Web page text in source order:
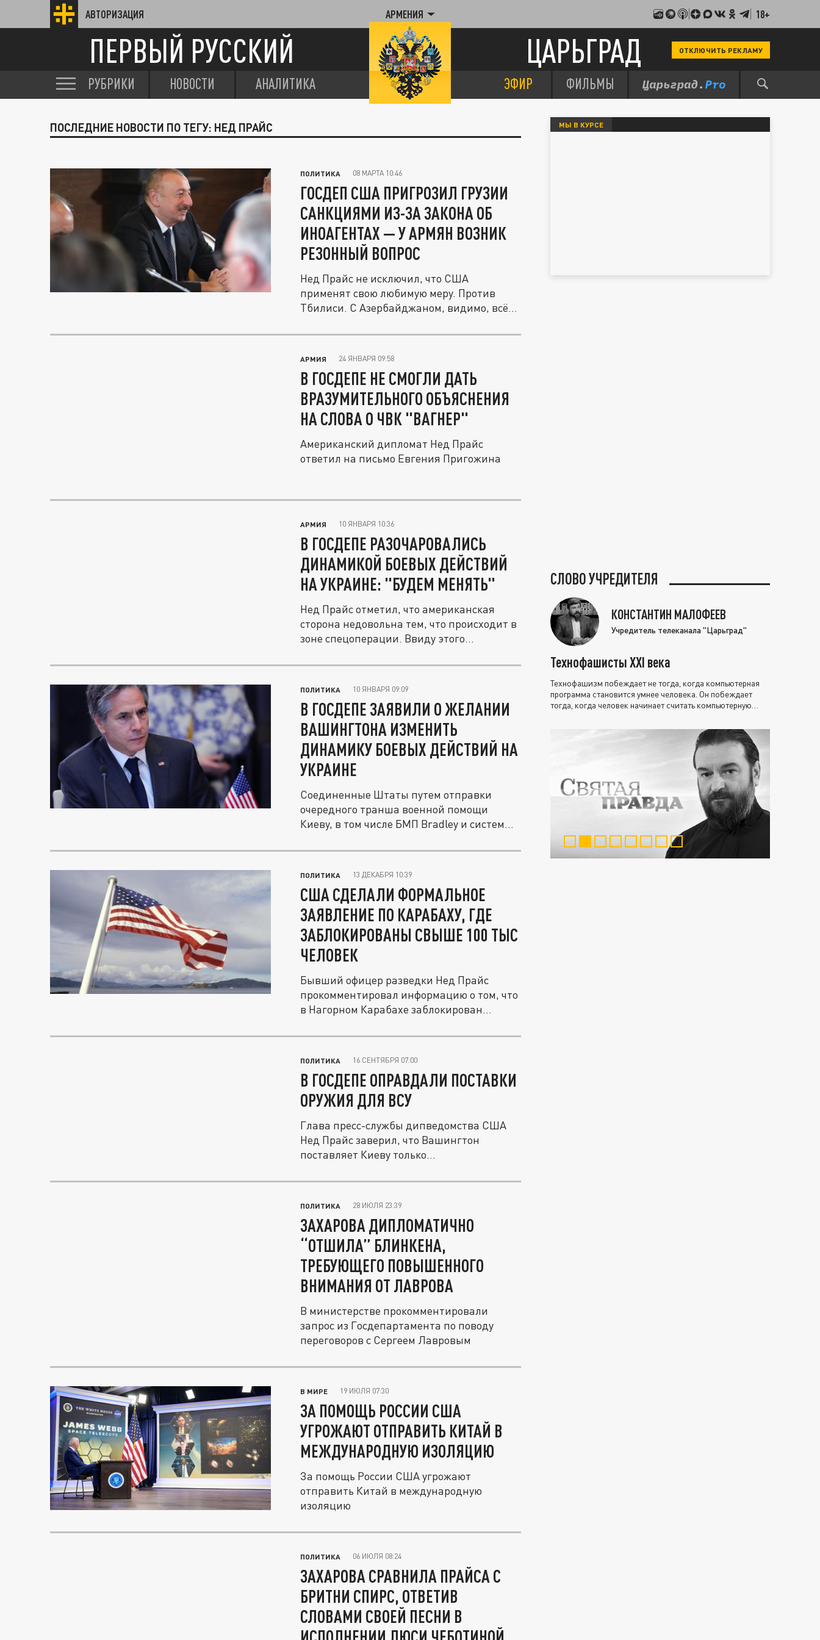
АВТОРИЗАЦИЯ АРМЕНИЯ 18+
ПЕРВЫЙ РУССКИЙ ЦАРЬГРАД ОТКЛЮЧИТЬ РЕКЛАМУ
РУБРИКИ НОВОСТИ АНАЛИТИКА ЭФИР ФИЛЬМЫ
ПОСЛЕДНИЕ НОВОСТИ ПО ТЕГУ: НЕД ПРАЙС
ПОЛИТИКА 08 МАРТА 10:46
ГОСДЕП США ПРИГРОЗИЛ ГРУЗИИ
САНКЦИЯМИ ИЗ-ЗА ЗАКОНА ОБ
ИНОАГЕНТАХ — У АРМЯН ВОЗНИК
РЕЗОННЫЙ ВОПРОС
Нед Прайс не исключил, что США
применят свою любимую меру. Против
Тбилиси. С Азербайджаном, видимо, всё
АРМИЯ 24 ЯНВАРЯ 09:58
В ГОСДЕПЕ НЕ СМОГЛИ ДАТЬ
ВРАЗУМИТЕЛЬНОГО ОБЪЯСНЕНИЯ
НА СЛОВА О ЧВК "ВАГНЕР"
Американский дипломат Нед Прайс
ответил на письмо Евгения Пригожина
АРМИЯ 10 ЯНВАРЯ 10:36
В ГОСДЕПЕ РАЗОЧАРОВАЛИСЬ
ДИНАМИКОЙ БОЕВЫХ ДЕЙСТВИЙ
НА УКРАИНЕ: "БУДЕМ МЕНЯТЬ"
Нед Прайс отметил, что американская
сторона недовольна тем, что происходит в
зоне спецоперации. Ввиду этого...
ПОЛИТИКА 10 ЯНВАРЯ 09:09
В ГОСДЕПЕ ЗАЯВИЛИ О ЖЕЛАНИИ
ВАШИНГТОНА ИЗМЕНИТЬ
ДИНАМИКУ БОЕВЫХ ДЕЙСТВИЙ НА
УКРАИНЕ
Соединенные Штаты путем отправки
очередного транша военной помощи
Киеву, в том числе БМП Bradley и систем
ПОЛИТИКА 13 ДЕКАБРЯ 10:39
США СДЕЛАЛИ ФОРМАЛЬНОЕ
ЗАЯВЛЕНИЕ ПО КАРАБАХУ, ГДЕ
ЗАБЛОКИРОВАНЫ СВЫШЕ 100 ТЫС
ЧЕЛОВЕК
Бывший офицер разведки Нед Прайс
прокомментировал информацию о том, что
в Нагорном Карабахе заблокирован...
ПОЛИТИКА 16 СЕНТЯБРЯ 07:00
В ГОСДЕПЕ ОПРАВДАЛИ ПОСТАВКИ
ОРУЖИЯ ДЛЯ ВСУ
Глава пресс-службы дипведомства США
Нед Прайс заверил, что Вашингтон
поставляет Киеву только
ПОЛИТИКА 28 ИЮЛЯ 23:39
ЗАХАРОВА ДИПЛОМАТИЧНО
“ОТШИЛА” БЛИНКЕНА,
ТРЕБУЮЩЕГО ПОВЫШЕННОГО
ВНИМАНИЯ ОТ ЛАВРОВА
В министерстве прокомментировали
запрос из Госдепартамента по поводу
переговоров с Сергеем Лавровым
В МИРЕ 19 ИЮЛЯ 07:30
ЗА ПОМОЩЬ РОССИИ США
УГРОЖАЮТ ОТПРАВИТЬ КИТАЙ В
МЕЖДУНАРОДНУЮ ИЗОЛЯЦИЮ
За помощь России США угрожают
отправить Китай в международную
изоляцию
ПОЛИТИКА 06 ИЮЛЯ 08:24
ЗАХАРОВА СРАВНИЛА ПРАЙСА С
БРИТНИ СПИРС, ОТВЕТИВ
СЛОВАМИ СВОЕЙ ПЕСНИ В
МЫ В КУРСЕ
СЛОВО УЧРЕДИТЕЛЯ
КОНСТАНТИН МАЛОФЕЕВ
Учредитель телеканала "Царьград"
Технофашисты XXI века
Технофашизм побеждает не тогда, когда компьютерная
программа становится умнее человека. Он побеждает
тогда, когда человек начинает считать компьютерную